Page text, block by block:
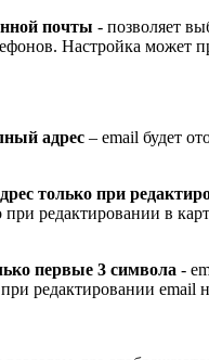
почты - позволяет
Настройка может
адрес – email будет
только при
редактировании в
первые 3 символа -
редактировании email